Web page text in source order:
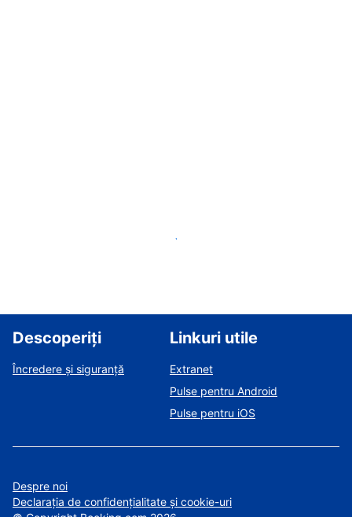
Listați-vă proprietatea
Descoperiți
Încredere și siguranță
Linkuri utile
Extranet
Pulse pentru Android
Pulse pentru iOS
Despre noi
Declarația de confidențialitate și cookie-uri